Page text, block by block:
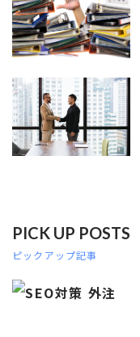
PICK UP POSTS
ピックアップ記事